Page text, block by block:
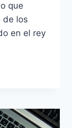
que
de los
en el rey